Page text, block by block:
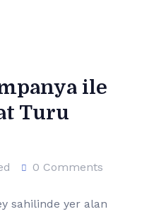
ile
Turu
0 Comments
sahilinde yer alan